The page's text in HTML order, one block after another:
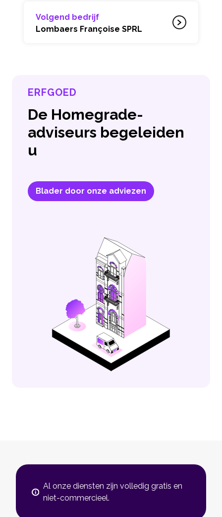
Volgend bedrijf
Lombaers Françoise SPRL
ERFGOED
De Homegrade-
adviseurs begeleiden
u
Blader door onze adviezen
Al onze diensten zijn volledig gratis en
niet-commercieel.